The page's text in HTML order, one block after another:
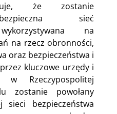
że zostanie
sieć
na
na rzecz obronności,
oraz bezpieczeństwa i
kluczowe urzędy i
w Rzeczypospolitej
zostanie powołany
sieci bezpieczeństwa